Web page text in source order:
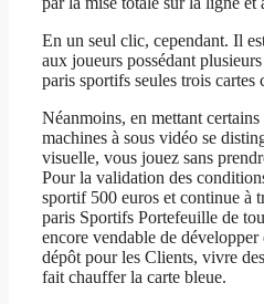
En un seul clic, cependant. Il
aux joueurs possédant
paris sportifs seules trois cartes
Néanmoins, en mettant
machines à sous vidéo se
visuelle, vous jouez sans
Pour la validation des
sportif 500 euros et continue à
paris Sportifs Portefeuille de
encore vendable de
dépôt pour les Clients, vivre
fait chauffer la carte bleue.